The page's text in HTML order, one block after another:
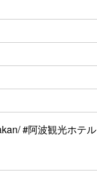
#阿波観光ホテル